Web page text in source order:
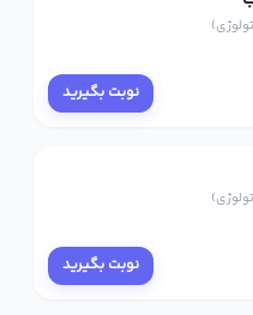
نوبت بگیرید
نوبت بگیرید